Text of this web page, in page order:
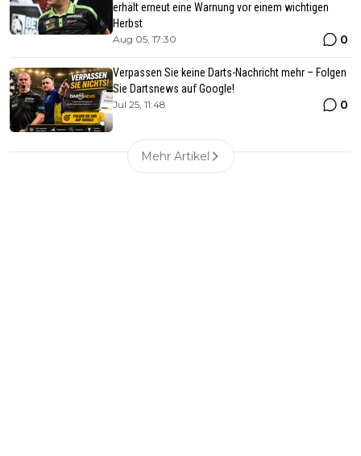
erhält erneut eine Warnung vor einem wichtigen
Herbst
Aug 05, 17:30 0
Verpassen Sie keine Darts-Nachricht mehr – Folgen
Sie Dartsnews auf Google!
Jul 25, 11:48 0
Mehr Artikel